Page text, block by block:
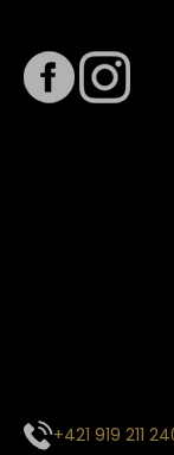
+421 919 211